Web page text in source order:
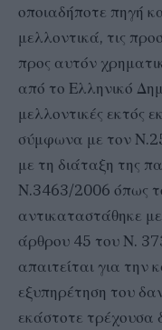
οποιαδήποτε πηγή
μελλοντικά, τις
προς αυτόν
από το Ελληνικό
μελλοντικές εκτός
σύμφωνα με τον
με τη διάταξη της
Ν.3463/2006 όπως
αντικαταστάθηκε
άρθρου 45 του Ν.
απαιτείται για την
εξυπηρέτηση του
εκάστοτε τρέχουσα